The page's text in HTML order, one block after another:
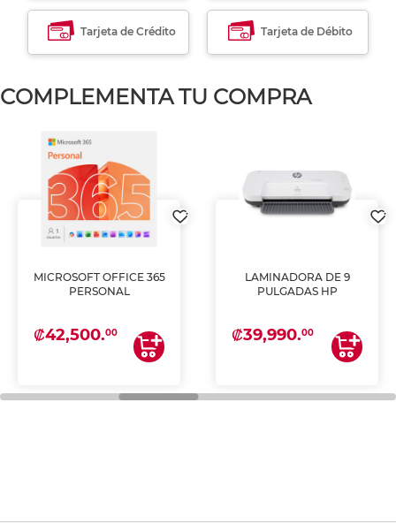
Tarjeta de Crédito Tarjeta de Débito
COMPLEMENTA TU COMPRA
MICROSOFT OFFICE 365
PERSONAL
₡42,500.00
LAMINADORA DE 9
PULGADAS HP
₡39,990.00